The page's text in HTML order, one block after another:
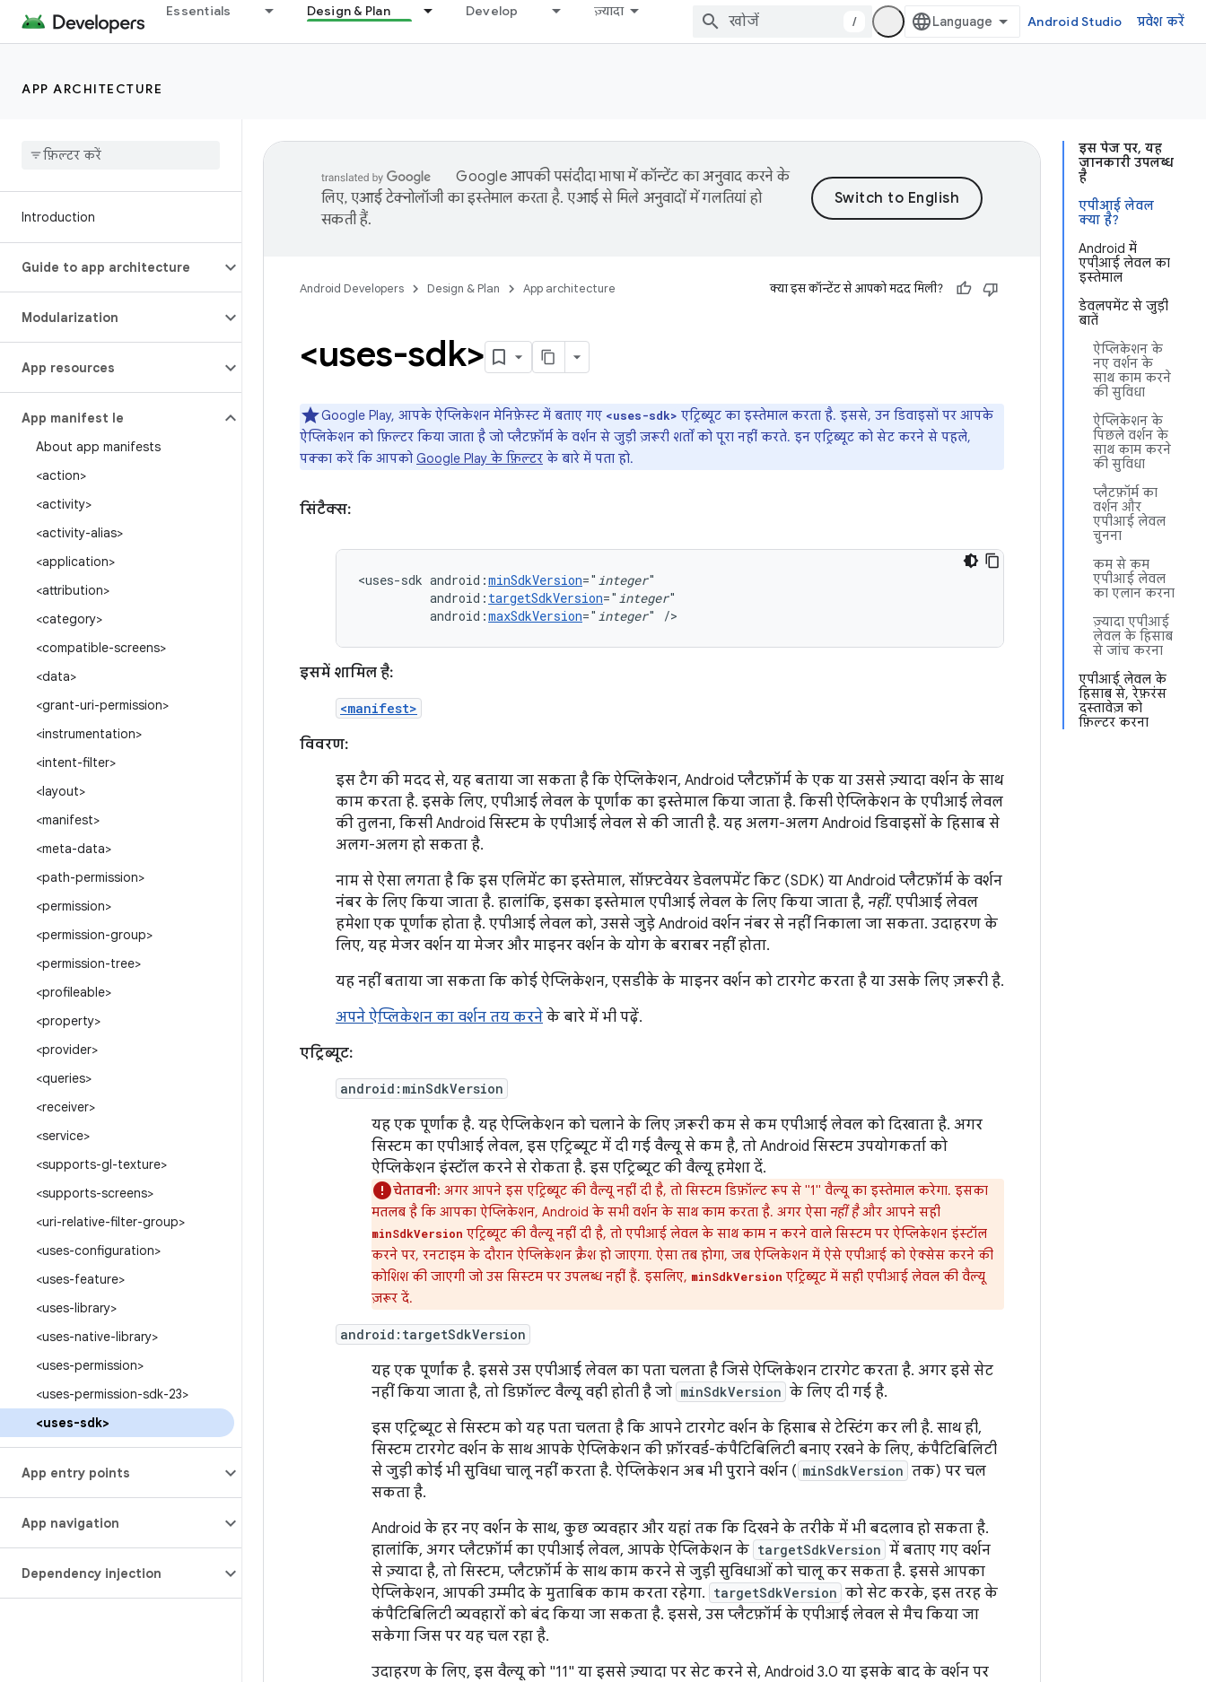
Essentials Design & Plan Develop ज़्यादा
/ Android Studio प्रवेश करें
APP ARCHITECTURE
Introduction
Guide to app architecture
Modularization
App resources
App manifest file
About app manifests
<action>
<activity>
<activity-alias>
<application>
<attribution>
<category>
<compatible-screens>
<data>
<grant-uri-permission>
<instrumentation>
<intent-filter>
<layout>
<manifest>
<meta-data>
<path-permission>
<permission>
<permission-group>
<permission-tree>
<profileable>
<property>
<provider>
<queries>
<receiver>
<service>
<supports-gl-texture>
<supports-screens>
<uri-relative-filter-group>
<uses-configuration>
<uses-feature>
<uses-library>
<uses-native-library>
<uses-permission>
<uses-permission-sdk-23>
<uses-sdk>
App entry points
App navigation
Dependency injection
इस पेज पर, यह
जानकारी उपलब्ध
है
एपीआई लेवल
क्या है?
Android में
एपीआई लेवल का
इस्तेमाल
डेवलपमेंट से जुड़ी
बातें
ऐप्लिकेशन के
नए वर्शन के
साथ काम करने
की सुविधा
ऐप्लिकेशन के
पिछले वर्शन के
साथ काम करने
की सुविधा
प्लैटफ़ॉर्म का
वर्शन और
एपीआई लेवल
चुनना
कम से कम
एपीआई लेवल
का एलान करना
ज़्यादा एपीआई
लेवल के हिसाब
से जांच करना
एपीआई लेवल के
हिसाब से, रेफ़रंस
दस्तावेज़ को
फ़िल्टर करना
Google आपकी पसंदीदा भाषा में कॉन्टेंट का अनुवाद करने के
लिए, एआई टेक्नोलॉजी का इस्तेमाल करता है. एआई से मिले अनुवादों में गलतियां हो
सकती हैं.
Android Developers Design & Plan App architecture क्या इस कॉन्टेंट से आपको मदद मिली?
<uses-sdk>
Google Play, आपके ऐप्लिकेशन मेनिफ़ेस्ट में बताए गए <uses-sdk> एट्रिब्यूट का इस्तेमाल करता है. इससे, उन डिवाइसों पर आपके
ऐप्लिकेशन को फ़िल्टर किया जाता है जो प्लैटफ़ॉर्म के वर्शन से जुड़ी ज़रूरी शर्तों को पूरा नहीं करते. इन एट्रिब्यूट को सेट करने से पहले,
पक्का करें कि आपको Google Play के फ़िल्टर के बारे में पता हो.
सिंटैक्स:
<uses-sdk android:minSdkVersion=" integer
android: targetSdkVersion=" integer
android:maxSdkVersion=" integer" />
इसमें शामिल है:
<manifest>
विवरण:
इस टैग की मदद से, यह बताया जा सकता है कि ऐप्लिकेशन, Android प्लैटफ़ॉर्म के एक या उससे ज़्यादा वर्शन के साथ
काम करता है. इसके लिए, एपीआई लेवल के पूर्णांक का इस्तेमाल किया जाता है. किसी ऐप्लिकेशन के एपीआई लेवल
की तुलना, किसी Android सिस्टम के एपीआई लेवल से की जाती है. यह अलग-अलग Android डिवाइसों के हिसाब से
अलग-अलग हो सकता है.
नाम से ऐसा लगता है कि इस एलिमेंट का इस्तेमाल, सॉफ़्टवेयर डेवलपमेंट किट (SDK) या Android प्लैटफ़ॉर्म के वर्शन
नंबर के लिए किया जाता है. हालांकि, इसका इस्तेमाल एपीआई लेवल के लिए किया जाता है, नहीं. एपीआई लेवल
हमेशा एक पूर्णांक होता है. एपीआई लेवल को, उससे जुड़े Android वर्शन नंबर से नहीं निकाला जा सकता. उदाहरण के
लिए, यह मेजर वर्शन या मेजर और माइनर वर्शन के योग के बराबर नहीं होता.
यह नहीं बताया जा सकता कि कोई ऐप्लिकेशन, एसडीके के माइनर वर्शन को टारगेट करता है या उसके लिए ज़रूरी है.
अपने ऐप्लिकेशन का वर्शन तय करने के बारे में भी पढ़ें.
एट्रिब्यूट:
android:minSdkVersion
यह एक पूर्णांक है. यह ऐप्लिकेशन को चलाने के लिए ज़रूरी कम से कम एपीआई लेवल को दिखाता है. अगर
सिस्टम का एपीआई लेवल, इस एट्रिब्यूट में दी गई वैल्यू से कम है, तो Android सिस्टम उपयोगकर्ता को
ऐप्लिकेशन इंस्टॉल करने से रोकता है. इस एट्रिब्यूट की वैल्यू हमेशा दें.
चेतावनी: अगर आपने इस एट्रिब्यूट की वैल्यू नहीं दी है, तो सिस्टम डिफ़ॉल्ट रूप से "1" वैल्यू का इस्तेमाल करेगा. इसका
मतलब है कि आपका ऐप्लिकेशन, Android के सभी वर्शन के साथ काम करता है. अगर ऐसा नहीं हैऔर आपने सही
minSdkVersion एट्रिब्यूट की वैल्यू नहीं दी है, तो एपीआई लेवल के साथ काम न करने वाले सिस्टम पर ऐप्लिकेशन इंस्टॉल
करने पर, रनटाइम के दौरान ऐप्लिकेशन क्रैश हो जाएगा. ऐसा तब होगा, जब ऐप्लिकेशन में ऐसे एपीआई को ऐक्सेस करने की
कोशिश की जाएगी जो उस सिस्टम पर उपलब्ध नहीं हैं. इसलिए, minSdkVersion एट्रिब्यूट में सही एपीआई लेवल की वैल्यू
ज़रूर दें.
android:targetSdkVersion
यह एक पूर्णांक है. इससे उस एपीआई लेवल का पता चलता है जिसे ऐप्लिकेशन टारगेट करता है. अगर इसे सेट
नहीं किया जाता है, तो डिफ़ॉल्ट वैल्यू वही होती है जो minSdkVersion के लिए दी गई है.
इस एट्रिब्यूट से सिस्टम को यह पता चलता है कि आपने टारगेट वर्शन के हिसाब से टेस्टिंग कर ली है. साथ ही,
सिस्टम टारगेट वर्शन के साथ आपके ऐप्लिकेशन की फ़ॉरवर्ड-कंपैटिबिलिटी बनाए रखने के लिए, कंपैटिबिलिटी
से जुड़ी कोई भी सुविधा चालू नहीं करता है. ऐप्लिकेशन अब भी पुराने वर्शन ( minSdkVersion तक) पर चल
सकता है.
Android के हर नए वर्शन के साथ, कुछ व्यवहार और यहां तक कि दिखने के तरीके में भी बदलाव हो सकता है.
हालांकि, अगर प्लैटफ़ॉर्म का एपीआई लेवल, आपके ऐप्लिकेशन के targetSdkVersion में बताए गए वर्शन
से ज़्यादा है, तो सिस्टम, प्लैटफ़ॉर्म के साथ काम करने से जुड़ी सुविधाओं को चालू कर सकता है. इससे आपका
ऐप्लिकेशन, आपकी उम्मीद के मुताबिक काम करता रहेगा. targetSdkVersion को सेट करके, इस तरह के
कंपैटिबिलिटी व्यवहारों को बंद किया जा सकता है. इससे, उस प्लैटफ़ॉर्म के एपीआई लेवल से मैच किया जा
सकेगा जिस पर यह चल रहा है.
उदाहरण के लिए, इस वैल्यू को "11" या इससे ज़्यादा पर सेट करने से, Android 3.0 या इसके बाद के वर्शन पर